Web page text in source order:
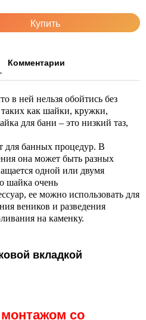
Купить
Комментарии
в ней нельзя обойтись без
как шайки, кружки,
для бани – это низкий таз,
для банных процедур. В
она может быть разных
одной или двумя
шайка очень
ее можно использовать для
веников и разведения
на каменку.
вкладкой
со